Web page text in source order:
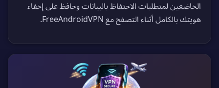
الخاضعين لمتطلبات الاحتفاظ بالبيانات وحافظ على إخفاء
هويتك بالكامل أثناء التصفح مع FreeAndroidVPN.